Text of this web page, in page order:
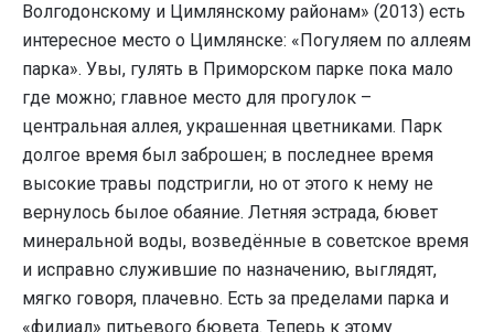
Волгодонскому и Цимлянскому районам» (2013) есть
интересное место о Цимлянске: «Погуляем по аллеям
парка». Увы, гулять в Приморском парке пока мало
где можно; главное место для прогулок –
центральная аллея, украшенная цветниками. Парк
долгое время был заброшен; в последнее время
высокие травы подстригли, но от этого к нему не
вернулось былое обаяние. Летняя эстрада, бювет
минеральной воды, возведённые в советское время
и исправно служившие по назначению, выглядят,
мягко говоря, плачевно. Есть за пределами парка и
«филиал» питьевого бювета. Теперь к этому